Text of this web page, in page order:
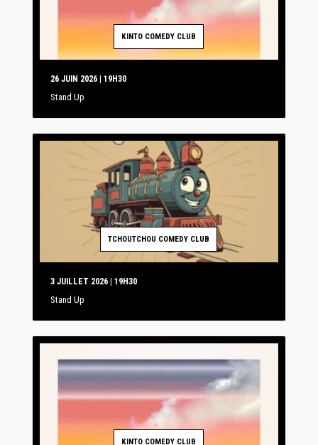
KINTO COMEDY CLUB
26 JUIN 2026 | 19H30
Stand Up
TCHOUTCHOU COMEDY CLUB
3 JUILLET 2026 | 19H30
Stand Up
KINTO COMEDY CLUB